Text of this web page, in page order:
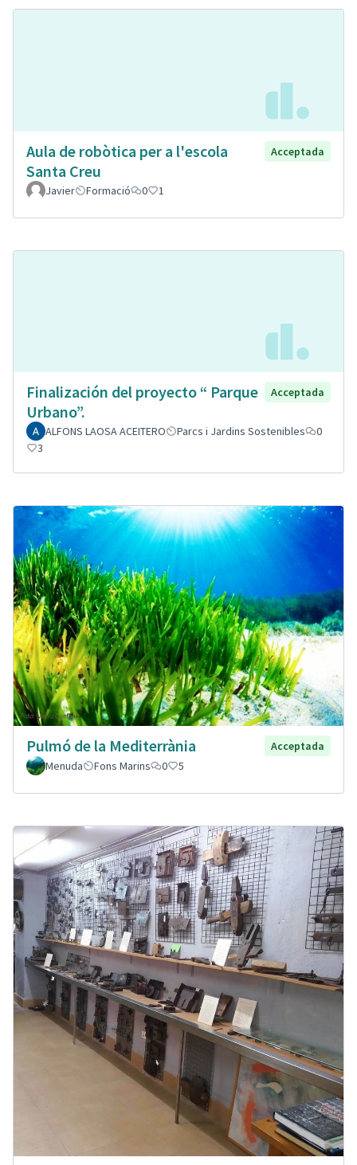
Aula de robòtica per a l'escola
Santa Creu
Acceptada
Javier Formació 0 1
Finalización del proyecto “ Parque
Urbano”.
Acceptada
ALFONS LAOSA ACEITERO Parcs i Jardins Sostenibles
0
3
Pulmó de la Mediterrània
Acceptada
Menuda
Fons Marins 0 5